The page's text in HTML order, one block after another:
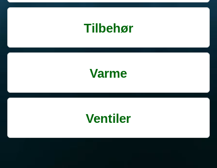
Tilbehør
Varme
Ventiler